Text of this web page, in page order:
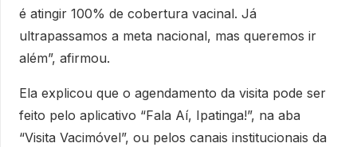
é atingir 100% de cobertura vacinal. Já
ultrapassamos a meta nacional, mas queremos ir
além”, afirmou.
Ela explicou que o agendamento da visita pode ser
feito pelo aplicativo “Fala Aí, Ipatinga!”, na aba
“Visita Vacimóvel”, ou pelos canais institucionais da